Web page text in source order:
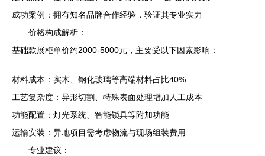
成功案例：拥有知名品牌合作经验，验证其专业实力
价格构成解析：
基础款展柜单价约2000-5000元，主要受以下因素影响：
材料成本：实木、钢化玻璃等高端材料占比40%
工艺复杂度：异形切割、特殊表面处理增加人工成本
功能配置：灯光系统、智能锁具等附加功能
运输安装：异地项目需考虑物流与现场组装费用
专业建议：